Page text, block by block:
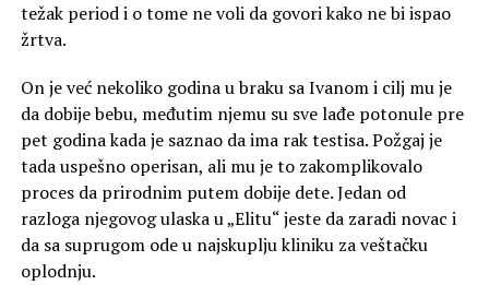
težak period i o tome ne voli da govori kako ne bi ispao
žrtva.
On je već nekoliko godina u braku sa Ivanom i cilj mu je
da dobije bebu, međutim njemu su sve lađe potonule pre
pet godina kada je saznao da ima rak testisa. Požgaj je
tada uspešno operisan, ali mu je to zakomplikovalo
proces da prirodnim putem dobije dete. Jedan od
razloga njegovog ulaska u „Elitu“ jeste da zaradi novac i
da sa suprugom ode u najskuplju kliniku za veštačku
oplodnju.